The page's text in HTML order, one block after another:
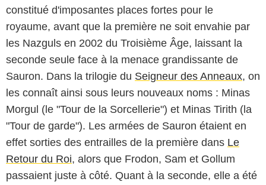
constitué d'imposantes places fortes pour le
royaume, avant que la première ne soit envahie par
les Nazguls en 2002 du Troisième Âge, laissant la
seconde seule face à la menace grandissante de
Sauron. Dans la trilogie du Seigneur des Anneaux, on
les connaît ainsi sous leurs nouveaux noms : Minas
Morgul (le "Tour de la Sorcellerie") et Minas Tirith (la
"Tour de garde"). Les armées de Sauron étaient en
effet sorties des entrailles de la première dans Le
Retour du Roi, alors que Frodon, Sam et Gollum
passaient juste à côté. Quant à la seconde, elle a été